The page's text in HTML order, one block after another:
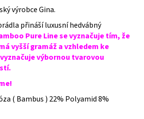
výrobce Gina.
přináší luxusní hedvábný
Pure Line se vyznačuje tím, že
vyšší gramáž a vzhledem ke
výbornou tvarovou
( Bambus ) 22% Polyamid 8%